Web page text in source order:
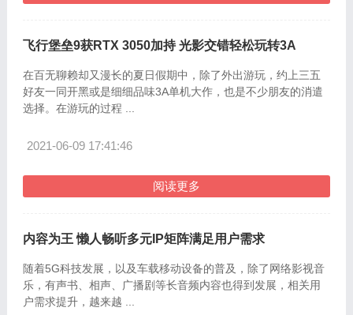
飞行堡垒9获RTX 3050加持 光影交错轻松玩转3A
在百无聊赖却又漫长的夏日假期中，除了外出游玩，约上三五
好友一同开黑或是细细品味3A单机大作，也是不少朋友的消遣
2021-06-09 17:41:46
阅读更多
内容为王 懒人畅听多元IP矩阵满足用户需求
随着5G科技发展，以及车载移动设备的普及，除了网络影视音
乐，有声书、相声、广播剧等长音频内容也得到发展，相关用